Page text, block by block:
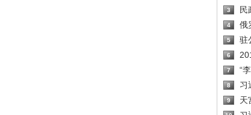
3 民
4 俄
5 驻
6
7 “
8 习
9 天